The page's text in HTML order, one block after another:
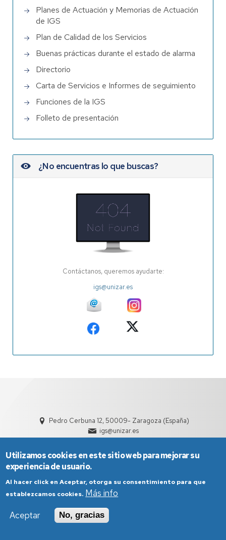
Planes de Actuación y Memorias de Actuación
de IGS
Plan de Calidad de los Servicios
Buenas prácticas durante el estado de alarma
Directorio
Carta de Servicios e Informes de seguimiento
Funciones de la IGS
Folleto de presentación
¿No encuentras lo que buscas?
Contáctanos, queremos ayudarte:
igs@unizar.es
Pedro Cerbuna 12, 50009- Zaragoza (España)
igs@unizar.es
Aviso Legal
Condiciones generales de uso
Política de Privacidad
Utilizamos cookies en este sitio web para mejorar su
experiencia de usuario.
Al hacer click en Aceptar, otorga su consentimiento para que
establezcamos cookies. Más info
Aceptar
No, gracias